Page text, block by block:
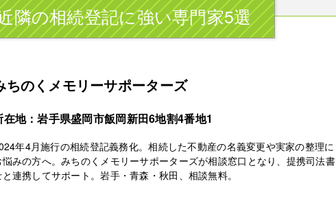
隣の相続登記に強い専門家5選
ちのくメモリーサポーターズ
在地：岩手県盛岡市飯岡新田6地割4番地1
年4月施行の相続登記義務化。相続した不動産の名義変更や実家の整理に
悩みの方へ。みちのくメモリーサポーターズが相談窓口となり、提携司法書
連携してサポート。岩手・青森・秋田、相談無料。